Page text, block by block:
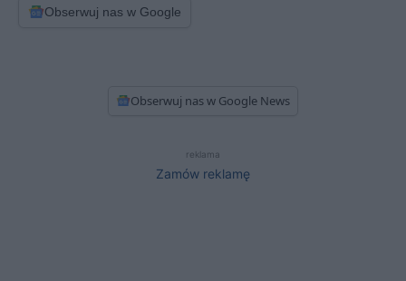
Obserwuj nas w Google
Obserwuj nas w Google News
reklama
Zamów reklamę